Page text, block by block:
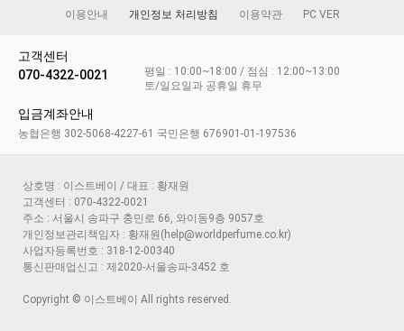
이용안내 개인정보 처리방침 이용약관 PC VER
고객센터
070-4322-0021
평일 : 10:00~18:00 / 점심 : 12:00~13:00
토/일요일과 공휴일 휴무
입금계좌안내
농협은행 302-5068-4227-61 국민은행 676901-01-197536
상호명 : 이스트베이 / 대표 : 황재원
고객센터 : 070-4322-0021
주소 : 서울시 송파구 충민로 66, 와이동9층 9057호
개인정보관리책임자 : 황재원(help@worldperfume.co.kr)
사업자등록번호 : 318-12-00340
통신판매업신고 : 제2020-서울송파-3452 호
Copyright © 이스트베이 All rights reserved.